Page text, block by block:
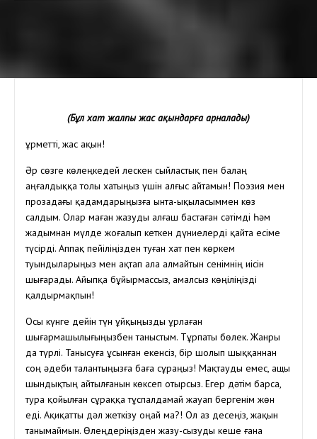
(Бұл хат жалпы жас ақындарға арналады)
Құрметті, жас ақын!
Әр сөзге көлеңкедей лескен сыйластық пен балаң
аңғалдыққа толы хатыңыз үшін алғыс айтамын! Поэзия мен
прозадағы қадамдарыңызға ынта-ықыласыммен көз
салдым. Олар маған жазуды алғаш бастаған сәтімді Һәм
жадымнан мүлде жоғалып кеткен дүниелерді қайта есіме
түсірді. Аппақ пейіліңізден туған хат пен көркем
туындыларыңыз мен ақтап ала алмайтын сенімнің иісін
шығарады. Айыпқа бұйырмассыз, амалсыз көңіліңізді
қалдырмақпын!
Осы күнге дейін түн ұйқыңызды ұрлаған
шығармашылығыңызбен таныстым. Тұрпаты бөлек. Жанры
да түрлі. Танысуға ұсынған екенсіз, бір шолып шыққаннан
соң әдеби талантыңызға баға сұраңыз! Мақтауды емес, ащы
шындықтың айтылғанын көксеп отырсыз. Егер дәтім барса,
тура қойылған сұраққа тұспалдамай жауап бергенім жөн
еді. Ақиқатты дәл жеткізу оңай ма?! Ол аз десеңіз, жақын
танымаймын. Өлеңдеріңізден жазу-сызуды кеше ғана